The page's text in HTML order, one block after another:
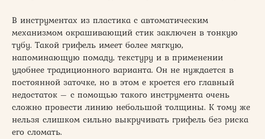
В инструментах из пластика с автоматическим
механизмом окрашивающий стик заключен в тонкую
тубу. Такой грифель имеет более мягкую,
напоминающую помаду, текстуру и в применении
удобнее традиционного варианта. Он не нуждается в
постоянной заточке, но в этом е кроется его главный
недостаток – с помощью такого инструмента очень
сложно провести линию небольшой толщины. К тому же
нельзя слишком сильно выкручивать грифель без риска
его сломать.